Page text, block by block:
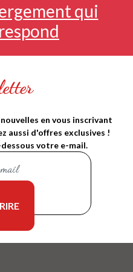
qui
en vous inscrivant
aussi d'offres exclusives !
votre e-mail.